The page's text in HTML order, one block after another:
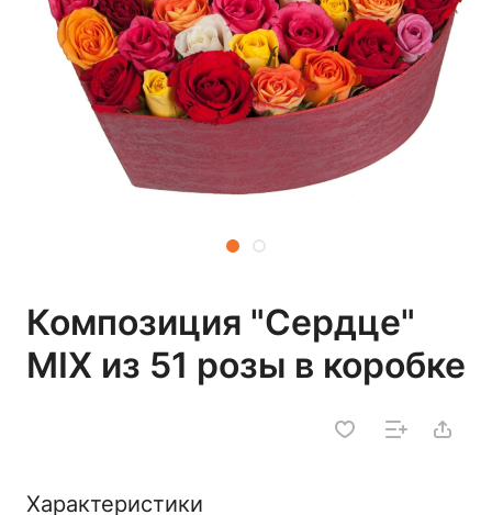
Композиция "Сердце"
MIX из 51 розы в коробке
Характеристики